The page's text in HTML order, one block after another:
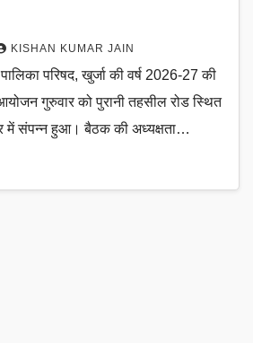
KISHAN KUMAR JAIN
परिषद, खुर्जा की वर्ष 2026-27 की
गुरुवार को पुरानी तहसील रोड स्थित
में संपन्न हुआ। बैठक की अध्यक्षता…